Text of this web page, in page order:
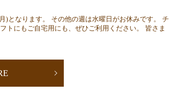
)となります。 その他の週は水曜日がお休みです。 チ
トにもご自宅用にも、ぜひご利用ください。 皆さま